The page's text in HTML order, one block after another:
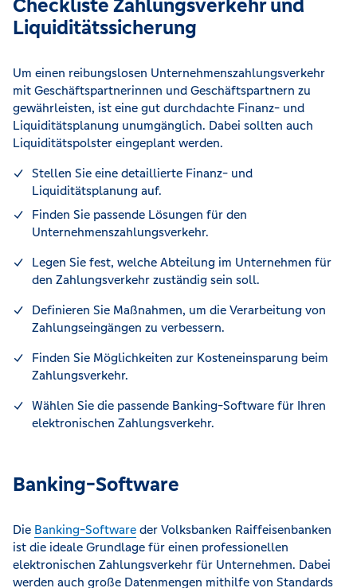
Checkliste Zahlungsverkehr und
Liquiditätssicherung
Um einen reibungslosen Unternehmenszahlungsverkehr
mit Geschäftspartnerinnen und Geschäftspartnern zu
gewährleisten, ist eine gut durchdachte Finanz- und
Liquiditätsplanung unumgänglich. Dabei sollten auch
Liquiditätspolster eingeplant werden.
Stellen Sie eine detaillierte Finanz- und
Liquiditätsplanung auf.
Finden Sie passende Lösungen für den
Unternehmenszahlungsverkehr.
Legen Sie fest, welche Abteilung im Unternehmen für
den Zahlungsverkehr zuständig sein soll.
Definieren Sie Maßnahmen, um die Verarbeitung von
Zahlungseingängen zu verbessern.
Finden Sie Möglichkeiten zur Kosteneinsparung beim
Zahlungsverkehr.
Wählen Sie die passende Banking-Software für Ihren
elektronischen Zahlungsverkehr.
Banking-Software
Die Banking-Software der Volksbanken Raiffeisenbanken
ist die ideale Grundlage für einen professionellen
elektronischen Zahlungsverkehr für Unternehmen. Dabei
werden auch große Datenmengen mithilfe von Standards